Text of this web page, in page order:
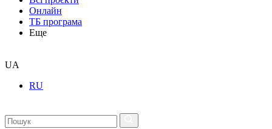
Онлайн
ТБ програма
Еще
UA
RU